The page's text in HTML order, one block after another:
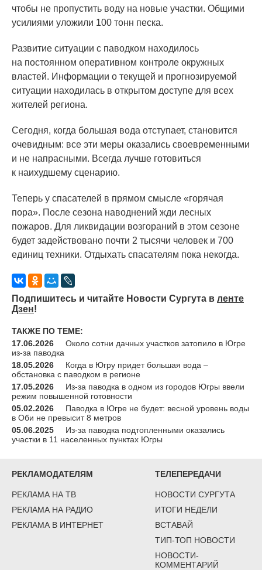
чтобы не пропустить воду на новые участки. Общими
усилиями уложили 100 тонн песка.
Развитие ситуации с паводком находилось
на постоянном оперативном контроле окружных
властей. Информации о текущей и прогнозируемой
ситуации находилась в открытом доступе для всех
жителей региона.
Сегодня, когда большая вода отступает, становится
очевидным: все эти меры оказались своевременными
и не напрасными. Всегда лучше готовиться
к наихудшему сценарию.
Теперь у спасателей в прямом смысле «горячая
пора». После сезона наводнений жди лесных
пожаров. Для ликвидации возгораний в этом сезоне
будет задействовано почти 2 тысячи человек и 700
единиц техники. Отдыхать спасателям пока некогда.
Подпишитесь и читайте Новости Сургута в ленте
Дзен!
ТАКЖЕ ПО ТЕМЕ:
17.06.2026
Около сотни дачных участков затопило в Югре
из-за паводка
18.05.2026
Когда в Югру придет большая вода –
обстановка с паводком в регионе
17.05.2026
Из-за паводка в одном из городов Югры ввели
режим повышенной готовности
05.02.2026
Паводка в Югре не будет: весной уровень воды
в Оби не превысит 8 метров
05.06.2025
Из-за паводка подтопленными оказались
участки в 11 населенных пунктах Югры
РЕКЛАМОДАТЕЛЯМ
РЕКЛАМА НА ТВ
РЕКЛАМА НА РАДИО
РЕКЛАМА В ИНТЕРНЕТ
ТЕЛЕПЕРЕДАЧИ
НОВОСТИ СУРГУТА
ИТОГИ НЕДЕЛИ
ВСТАВАЙ
ТИП-ТОП НОВОСТИ
НОВОСТИ-
КОММЕНТАРИЙ